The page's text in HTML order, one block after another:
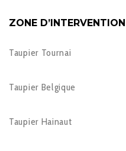
ZONE D’INTERVENTION
Taupier Tournai
Taupier Belgique
Taupier Hainaut